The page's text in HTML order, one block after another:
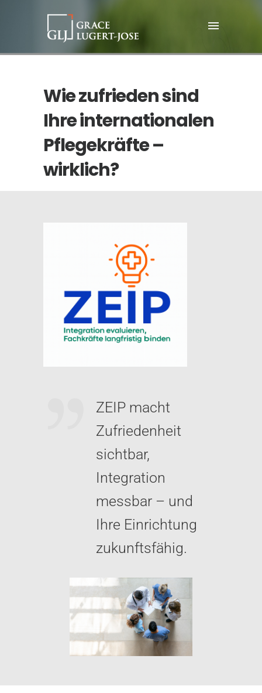
Wie zufrieden sind
Ihre internationalen
Pflegekräfte –
wirklich?
ZEIP macht
Zufriedenheit
sichtbar,
Integration
messbar – und
Ihre Einrichtung
zukunftsfähig.